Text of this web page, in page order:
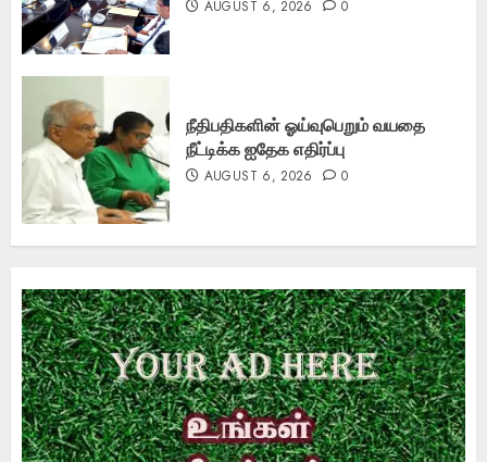
AUGUST 6, 2026 0
நீதிபதிகளின் ஓய்வுபெறும் வயதை
நீட்டிக்க ஐதேக எதிர்ப்பு
AUGUST 6, 2026 0